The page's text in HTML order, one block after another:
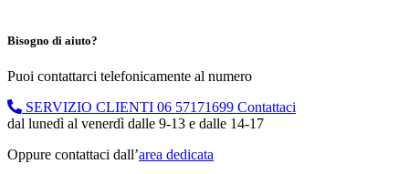
Bisogno di aiuto?
Puoi contattarci telefonicamente al numero
SERVIZIO CLIENTI 06 57171699 Contattaci
dal lunedì al venerdì dalle 9-13 e dalle 14-17
Oppure contattaci dall’area dedicata